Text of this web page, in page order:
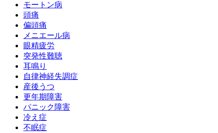
モートン病
頭痛
偏頭痛
メニエール病
眼精疲労
突発性難聴
耳鳴り
自律神経失調症
産後うつ
更年期障害
パニック障害
冷え症
不眠症